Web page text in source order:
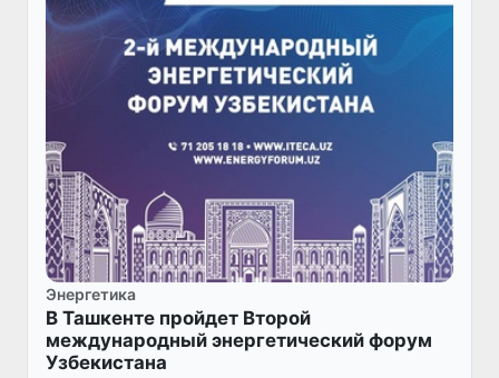
Энергетика
В Ташкенте пройдет Второй
международный энергетический форум
Узбекистана